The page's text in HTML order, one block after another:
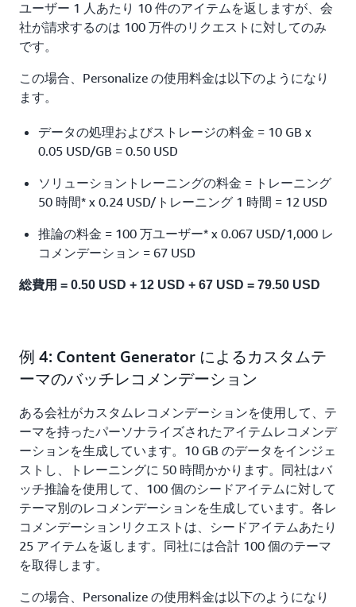
ユーザー 1 人あたり 10 件のアイテムを返しますが、会
社が請求するのは 100 万件のリクエストに対してのみ
です。
この場合、Personalize の使用料金は以下のようになり
ます。
データの処理およびストレージの料金 = 10 GB x
0.05 USD/GB = 0.50 USD
ソリューショントレーニングの料金 = トレーニング
50 時間* x 0.24 USD/トレーニング 1 時間 = 12 USD
推論の料金 = 100 万ユーザー* x 0.067 USD/1,000 レ
コメンデーション = 67 USD
総費用 = 0.50 USD + 12 USD + 67 USD = 79.50 USD
例 4: Content Generator によるカスタムテ
ーマのバッチレコメンデーション
ある会社がカスタムレコメンデーションを使用して、テ
ーマを持ったパーソナライズされたアイテムレコメンデ
ーションを生成しています。10 GB のデータをインジェ
ストし、トレーニングに 50 時間かかります。同社はバ
ッチ推論を使用して、100 個のシードアイテムに対して
テーマ別のレコメンデーションを生成しています。各レ
コメンデーションリクエストは、シードアイテムあたり
25 アイテムを返します。同社には合計 100 個のテーマ
を取得します。
この場合、Personalize の使用料金は以下のようになり